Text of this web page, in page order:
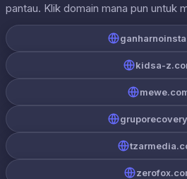
pantau. Klik domain mana pun untuk
kidsa-